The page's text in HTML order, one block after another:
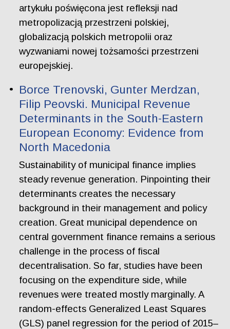
artykułu poświęcona jest refleksji nad
metropolizacją przestrzeni polskiej,
globalizacją polskich metropolii oraz
wyzwaniami nowej tożsamości przestrzeni
europejskiej.
Borce Trenovski, Gunter Merdzan,
Filip Peovski. Municipal Revenue
Determinants in the South-Eastern
European Economy: Evidence from
North Macedonia
Sustainability of municipal finance implies
steady revenue generation. Pinpointing their
determinants creates the necessary
background in their management and policy
creation. Great municipal dependence on
central government finance remains a serious
challenge in the process of fiscal
decentralisation. So far, studies have been
focusing on the expenditure side, while
revenues were treated mostly marginally. A
random-effects Generalized Least Squares
(GLS) panel regression for the period of 2015–